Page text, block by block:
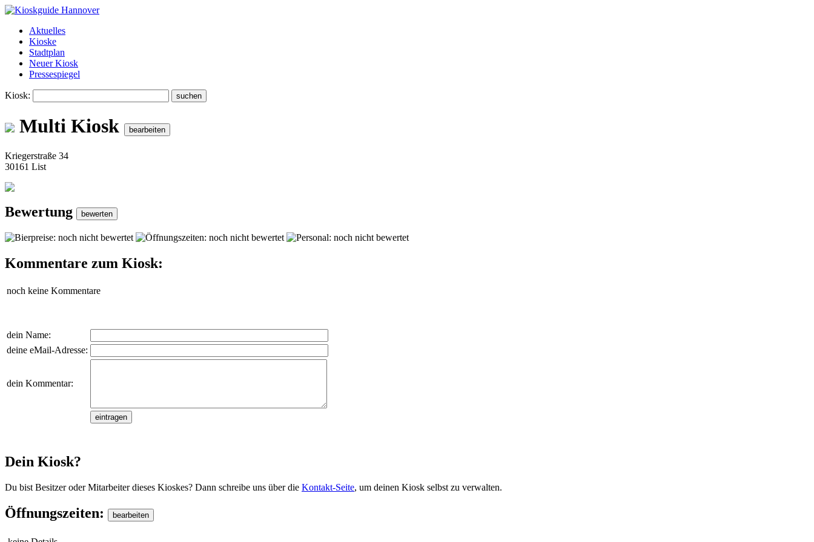
Aktuelles
Kioske
Stadtplan
Neuer Kiosk
Pressespiegel
Kiosk:
Multi Kiosk
Kriegerstraße 34
30161 List
Bewertung
Kommentare zum Kiosk:
noch keine Kommentare
dein Name:
deine eMail-Adresse:
dein Kommentar:
Dein Kiosk?
Du bist Besitzer oder Mitarbeiter dieses Kioskes? Dann schreibe uns über die Kontakt-Seite, um deinen Kiosk selbst zu verwalten.
Öffnungszeiten: